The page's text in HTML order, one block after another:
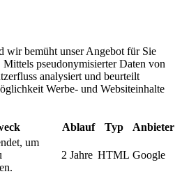
wir bemüht unser Angebot für Sie
pseudonymisierter Daten von
analysiert und beurteilt
Werbe- und Websiteinhalte
Ablauf Typ Anbieter
um
2 Jahre HTML Google